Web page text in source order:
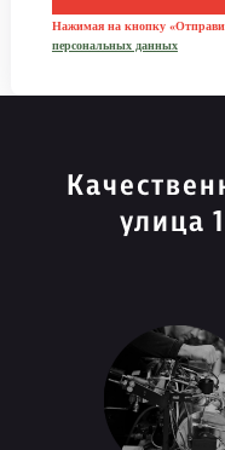
Нажимая на кнопку
персональных данных
улица